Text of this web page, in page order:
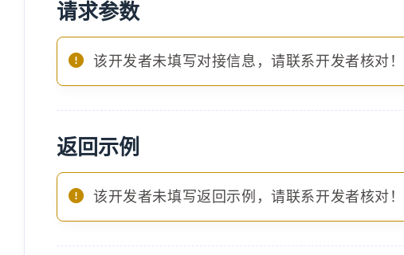
请求参数
该开发者未填写对接信息，请联系开发者核对！
返回示例
该开发者未填写返回示例，请联系开发者核对！